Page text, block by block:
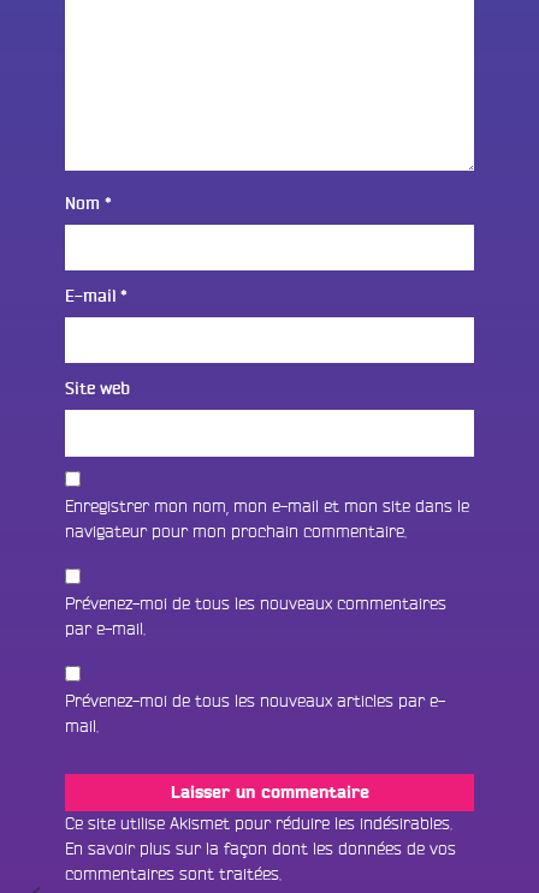
Nom *
E-mail *
Site web
Enregistrer mon nom, mon e-mail et mon site dans le
navigateur pour mon prochain commentaire.
Prévenez-moi de tous les nouveaux commentaires
par e-mail.
Prévenez-moi de tous les nouveaux articles par e-
mail.
Ce site utilise Akismet pour réduire les indésirables.
En savoir plus sur la façon dont les données de vos
commentaires sont traitées.
Écouter le direct